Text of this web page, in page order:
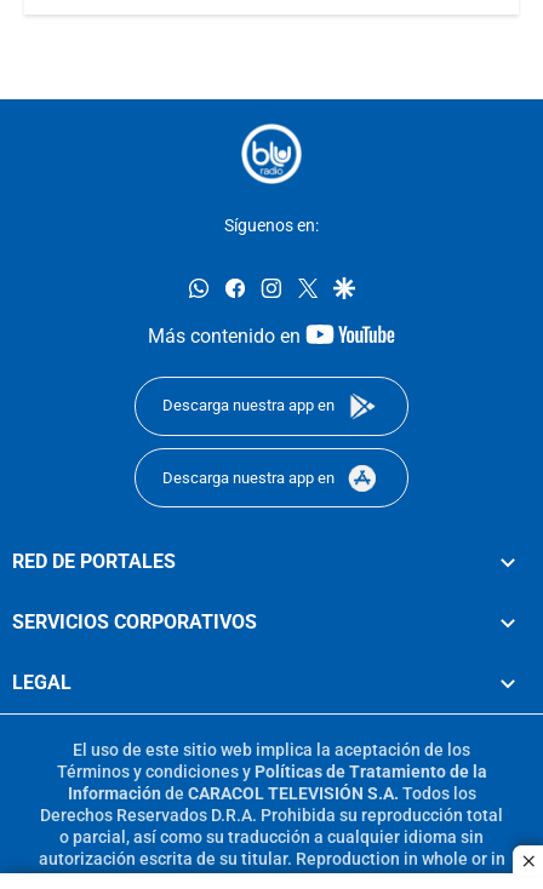
Síguenos en:
whatsappfacebookinstagram
twittergoogle
Más contenido en
youtube-
Descarga nuestra app en
Descarga nuestra app en
RED DE PORTALES
SERVICIOS CORPORATIVOS
LEGAL
El uso de este sitio web implica la aceptación de los
Términos y condicionesy Políticas de Tratamiento de la
Información de CARACOL TELEVISIÓN S.A. Todos los
Derechos Reservados D.R.A. Prohibida su reproducción total
o parcial, así como su traducción a cualquier idioma sin
autorización escrita de su titular. Reproduction in whole or in